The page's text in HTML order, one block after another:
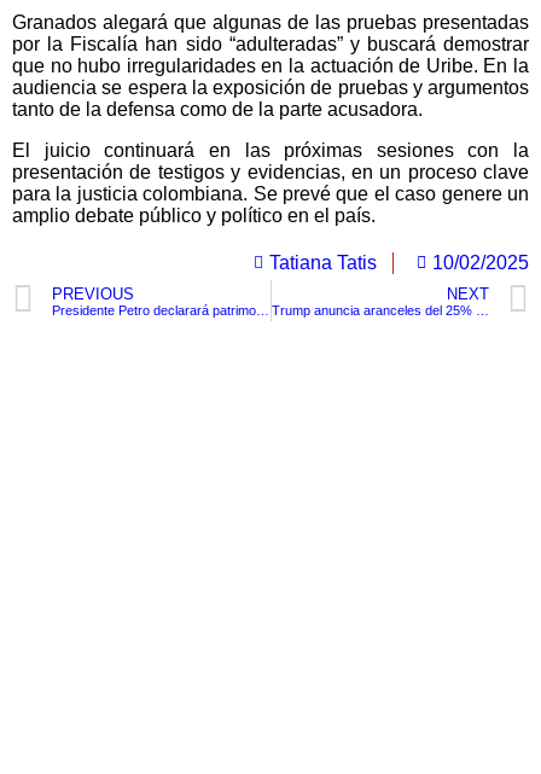
Granados alegará que algunas de las pruebas presentadas
por la Fiscalía han sido “adulteradas” y buscará demostrar
que no hubo irregularidades en la actuación de Uribe. En la
audiencia se espera la exposición de pruebas y argumentos
tanto de la defensa como de la parte acusadora.
El juicio continuará en las próximas sesiones con la
presentación de testigos y evidencias, en un proceso clave
para la justicia colombiana. Se prevé que el caso genere un
amplio debate público y político en el país.
Tatiana Tatis 10/02/2025
PREVIOUS NEXT